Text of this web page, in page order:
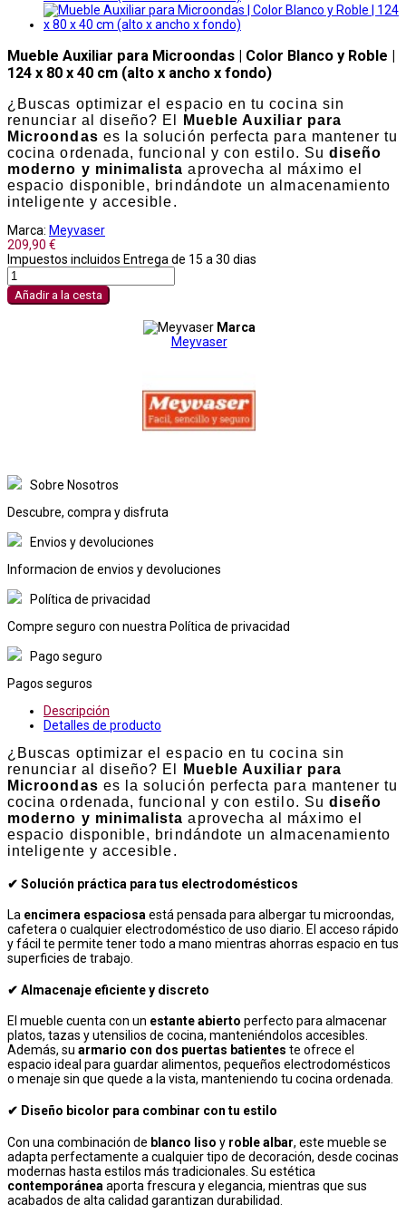
Mueble Auxiliar para Microondas | Color Blanco y Roble |
124 x 80 x 40 cm (alto x ancho x fondo)
¿Buscas optimizar el espacio en tu cocina sin
renunciar al diseño? El
Mueble Auxiliar para
Microondas es la solución perfecta para mantener tu
cocina ordenada, funcional y con estilo. Su diseño
moderno y minimalista aprovecha al máximo el
espacio disponible, brindándote un almacenamiento
inteligente y accesible.
Marca: Meyvaser
209,90 €
Impuestos incluidos Entrega de 15 a 30 dias
Añadir a la cesta
Marca
Meyvaser
Sobre Nosotros
Descubre, compra y disfruta
Envios y devoluciones
Informacion de envios y devoluciones
Política de privacidad
Compre seguro con nuestra Política de privacidad
Pago seguro
Pagos seguros
Descripción
Detalles de producto
¿Buscas optimizar el espacio en tu cocina sin
renunciar al diseño? El
Mueble Auxiliar para
Microondas es la solución perfecta para mantener tu
cocina ordenada, funcional y con estilo. Su diseño
moderno y minimalista aprovecha al máximo el
espacio disponible, brindándote un almacenamiento
inteligente y accesible.
✔ Solución práctica para tus electrodomésticos
La encimera espaciosa está pensada para albergar tu microondas,
cafetera o cualquier electrodoméstico de uso diario. El acceso rápido
y fácil te permite tener todo a mano mientras ahorras espacio en tus
superficies de trabajo.
✔ Almacenaje eficiente y discreto
El mueble cuenta con un estante abierto perfecto para almacenar
platos, tazas y utensilios de cocina, manteniéndolos accesibles.
Además, su armario con dos puertas batientes te ofrece el
espacio ideal para guardar alimentos, pequeños electrodomésticos
o menaje sin que quede a la vista, manteniendo tu cocina ordenada.
✔ Diseño bicolor para combinar con tu estilo
Con una combinación de blanco liso y roble albar, este mueble se
adapta perfectamente a cualquier tipo de decoración, desde cocinas
modernas hasta estilos más tradicionales. Su estética
contemporánea aporta frescura y elegancia, mientras que sus
acabados de alta calidad garantizan durabilidad.